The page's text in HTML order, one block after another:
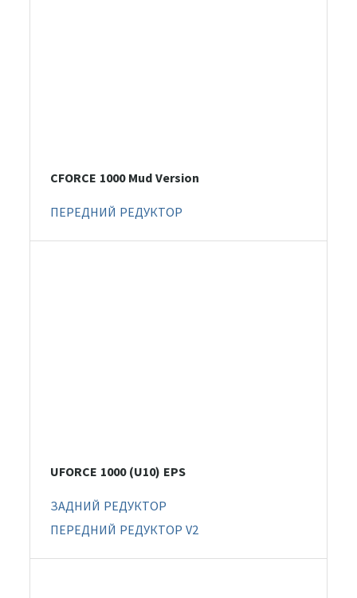
CFORCE 1000 Mud Version
ПЕРЕДНИЙ РЕДУКТОР
UFORCE 1000 (U10) EPS
ЗАДНИЙ РЕДУКТОР
ПЕРЕДНИЙ РЕДУКТОР V2